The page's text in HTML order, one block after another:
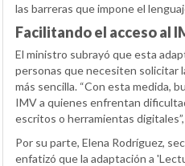
las barreras que impone el
Facilitando el acceso al
El ministro subrayó que esta
personas que necesiten solicitar
más sencilla. “Con esta medida,
IMV a quienes enfrentan
escritos o herramientas
Por su parte, Elena Rodríguez,
enfatizó que la adaptación a